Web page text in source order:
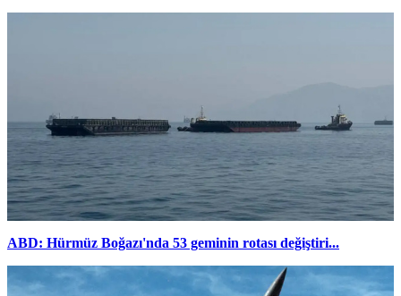
ABD: Hürmüz Boğazı'nda 53 geminin rotası değiştiri...